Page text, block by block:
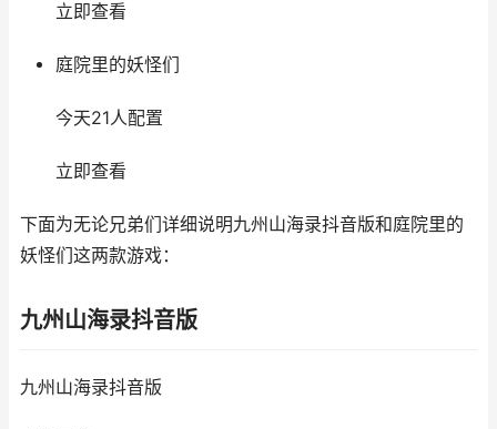
立即查看
庭院里的妖怪们
今天21人配置
立即查看
下面为无论兄弟们详细说明九州山海录抖音版和庭院里的
妖怪们这两款游戏：
九州山海录抖音版
九州山海录抖音版